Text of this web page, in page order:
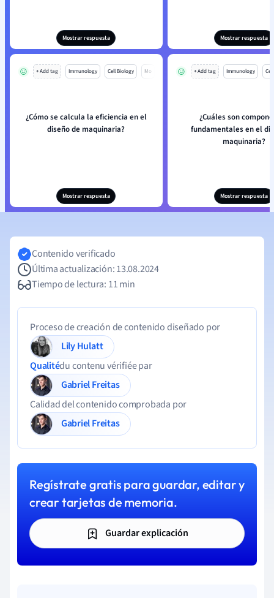
Mostrar respuesta Mostrar respuesta
+ Add tag Immunology Cell Biology Mo
¿Cómo se calcula la eficiencia en el
diseño de maquinaria?
Mostrar respuesta
+ Add tag Immunology
¿Cuáles son
fundamentales en el
maquinaria?
Mostrar respuesta
Contenido verificado
Última actualización: 13.08.2024
Tiempo de lectura: 11 min
Proceso de creación de contenido diseñado por
Lily Hulatt
Qualitédu contenu vérifiée par
Gabriel Freitas
Calidad del contenido comprobada por
Gabriel Freitas
Regístrate gratis para guardar, editar y
crear tarjetas de memoria.
Guardar explicación